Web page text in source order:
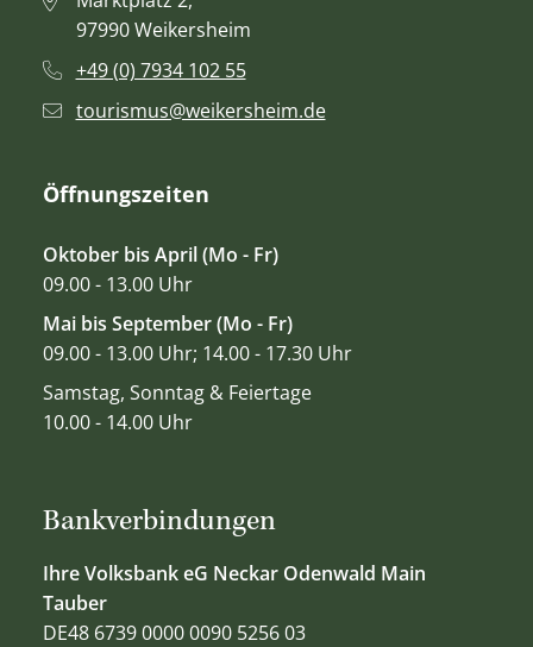
Bankverbindungen
Ihre Volksbank eG Neckar Odenwald Main
Tauber
DE48 6739 0000 0090 5256 03
97990 Weikersheim
+49 (0) 7934 102 55
tourismus@weikersheim.de
Öffnungszeiten
Oktober bis April (Mo - Fr)
09.00 - 13.00 Uhr
Mai bis September (Mo - Fr)
09.00 - 13.00 Uhr; 14.00 - 17.30 Uhr
Samstag, Sonntag & Feiertage
10.00 - 14.00 Uhr